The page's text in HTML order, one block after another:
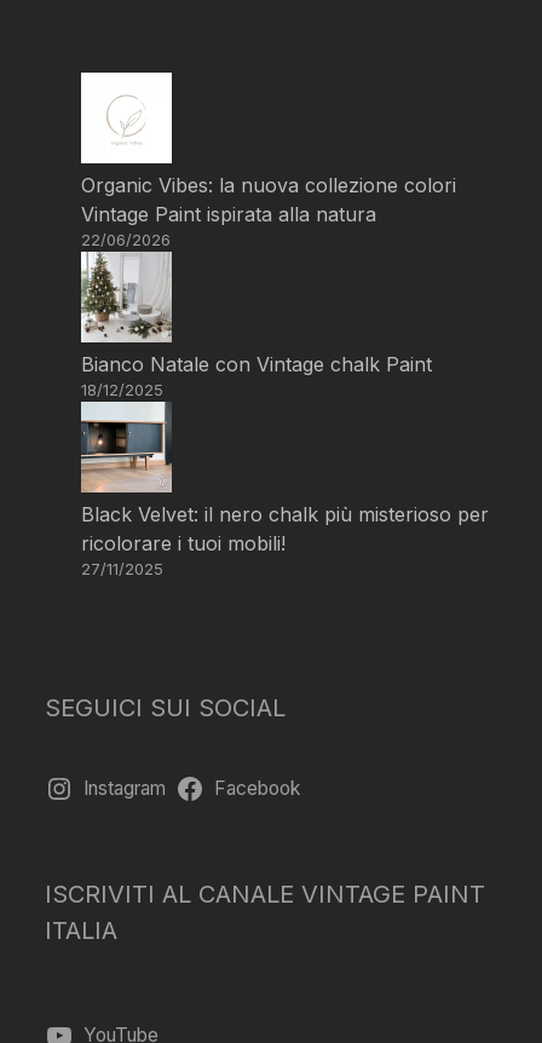
Organic Vibes: la nuova collezione colori
Vintage Paint ispirata alla natura
22/06/2026
Bianco Natale con Vintage chalk Paint
18/12/2025
Black Velvet: il nero chalk più misterioso per
ricolorare i tuoi mobili!
27/11/2025
SEGUICI SUI SOCIAL
Instagram Facebook
ISCRIVITI AL CANALE VINTAGE PAINT
ITALIA
YouTube